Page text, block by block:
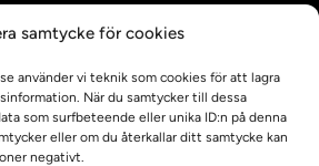
samtycke för cookies
använder vi teknik som cookies för att lagra
När du samtycker till dessa
som surfbeteende eller unika ID:n på denna
eller om du återkallar ditt samtycke kan
negativt.
produktplan